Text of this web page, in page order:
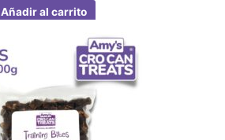
Añadir al carrito